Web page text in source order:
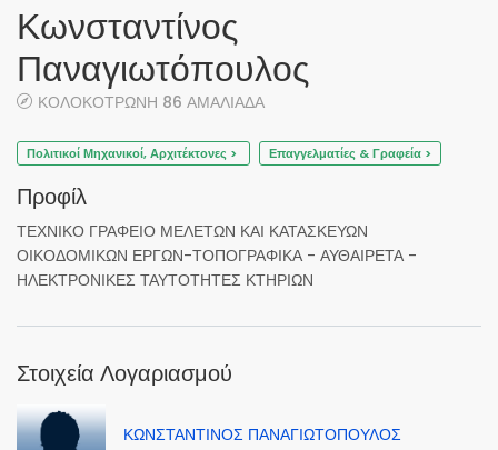
Κωνσταντίνος
Παναγιωτόπουλος
ΚΟΛΟΚΟΤΡΩΝΗ 86 ΑΜΑΛΙΑΔΑ
Πολιτικοί Μηχανικοί, Αρχιτέκτονες > Επαγγελματίες & Γραφεία >
Προφίλ
ΤΕΧΝΙΚΟ ΓΡΑΦΕΙΟ ΜΕΛΕΤΩΝ ΚΑΙ ΚΑΤΑΣΚΕΥΩΝ
ΟΙΚΟΔΟΜΙΚΩΝ ΕΡΓΩΝ-ΤΟΠΟΓΡΑΦΙΚΑ - ΑΥΘΑΙΡΕΤΑ -
ΗΛΕΚΤΡΟΝΙΚΕΣ ΤΑΥΤΟΤΗΤΕΣ ΚΤΗΡΙΩΝ
Στοιχεία Λογαριασμού
ΚΩΝΣΤΑΝΤΙΝΟΣ ΠΑΝΑΓΙΩΤΟΠΟΥΛΟΣ